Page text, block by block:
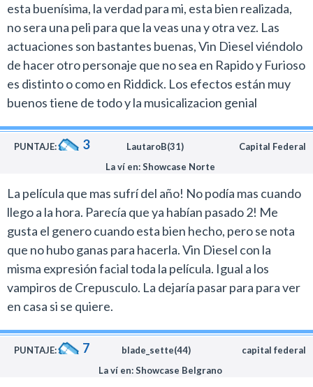
esta buenísima, la verdad para mi, esta bien realizada,
no sera una peli para que la veas una y otra vez. Las
actuaciones son bastantes buenas, Vin Diesel viéndolo
de hacer otro personaje que no sea en Rapido y Furioso
es distinto o como en Riddick. Los efectos están muy
buenos tiene de todo y la musicalizacion genial
PUNTAJE: 3 LautaroB(31)
Capital Federal
La ví en: Showcase Norte
La película que mas sufrí del año! No podía mas cuando
llego a la hora. Parecía que ya habían pasado 2! Me
gusta el genero cuando esta bien hecho, pero se nota
que no hubo ganas para hacerla. Vin Diesel con la
misma expresión facial toda la película. Igual a los
vampiros de Crepusculo. La dejaría pasar para para ver
en casa si se quiere.
PUNTAJE: 7 blade_sette(44)
capital federal
La ví en: Showcase Belgrano